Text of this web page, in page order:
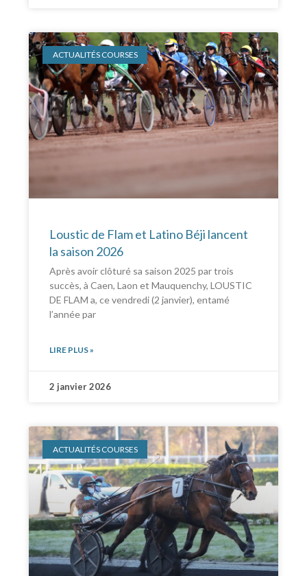
ACTUALITÉS COURSES
Loustic de Flam et Latino Béji lancent
la saison 2026
Après avoir clôturé sa saison 2025 par trois
succès, à Caen, Laon et Mauquenchy, LOUSTIC
DE FLAM a, ce vendredi (2 janvier), entamé
l’année par
LIRE PLUS »
2 janvier 2026
ACTUALITÉS COURSES